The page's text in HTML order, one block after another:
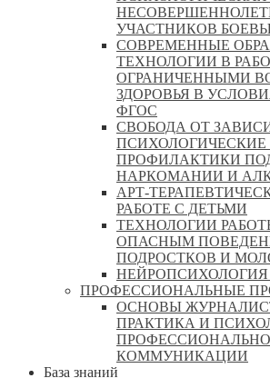
УЧАСТНИКОВ
СОВРЕМЕННЫЕ
ТЕХНОЛОГИИ В
ОГРАНИЧЕННЫМИ
ЗДОРОВЬЯ В
ФГОС
СВОБОДА ОТ
ПРОФИЛАКТИКИ
НАРКОМАНИИ И
АРТ-
РАБОТЕ С ДЕТЬМИ
ТЕХНОЛОГИИ
ОПАСНЫМ
ПОДРОСТКОВ И
ПРОФЕССИОНАЛЬНЫЕ
ОСНОВЫ
ПРАКТИКА И
КОММУНИКАЦИИ
База знаний